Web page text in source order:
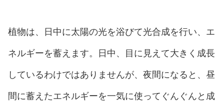
植物は、日中に太陽の光を浴びて光合成を行い、エ
ネルギーを蓄えます。日中、目に見えて大きく成長
しているわけではありませんが、夜間になると、昼
間に蓄えたエネルギーを一気に使ってぐんぐんと成